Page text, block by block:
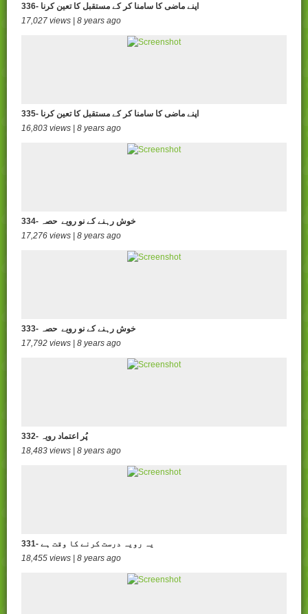
336- اپنے ماضی کا سامنا کر کے مستقبل کا تعین کرنا
17,027 views | 8 years ago
335- اپنے ماضی کا سامنا کر کے مستقبل کا تعین کرنا
16,803 views | 8 years ago
334- خوش رہنے کے نو رویے حصہ
17,276 views | 8 years ago
333- خوش رہنے کے نو رویے حصہ
17,792 views | 8 years ago
332- پُر اعتماد رویہ
18,483 views | 8 years ago
331- یہ رویہ درست کرنے کا وقت ہے
18,455 views | 8 years ago